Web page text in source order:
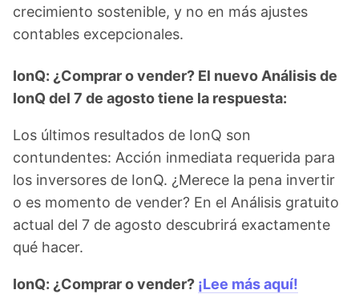
crecimiento sostenible, y no en más ajustes
contables excepcionales.
IonQ: ¿Comprar o vender? El nuevo Análisis de
IonQ del 7 de agosto tiene la respuesta:
Los últimos resultados de IonQ son
contundentes: Acción inmediata requerida para
los inversores de IonQ. ¿Merece la pena invertir
o es momento de vender? En el Análisis gratuito
actual del 7 de agosto descubrirá exactamente
qué hacer.
IonQ: ¿Comprar o vender? ¡Lee más aquí!